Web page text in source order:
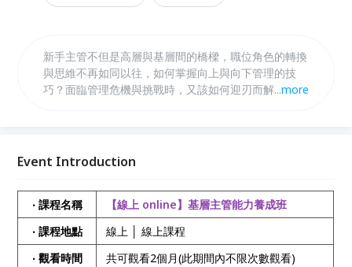
新手主管不但是高層與基層間的橋樑，職位角色的轉換
與思維不再如同以往，如何掌握向上與向下管理的技
巧？面臨管理危機與挑戰時，又該如何迎刃而解？形塑
免陷入新手主管的管理地雷，在轉換工作角色與思維
管理能力，以利工作推動，並成功帶領出一流的傑出團
隊。
...more
Event Introduction
‧ 課程名稱
【線上 online】基層主管能力養成班
‧ 課程地點
線上 │ 線上課程
‧ 觀看時間
共可觀看2個月(此期間內不限次數觀看)